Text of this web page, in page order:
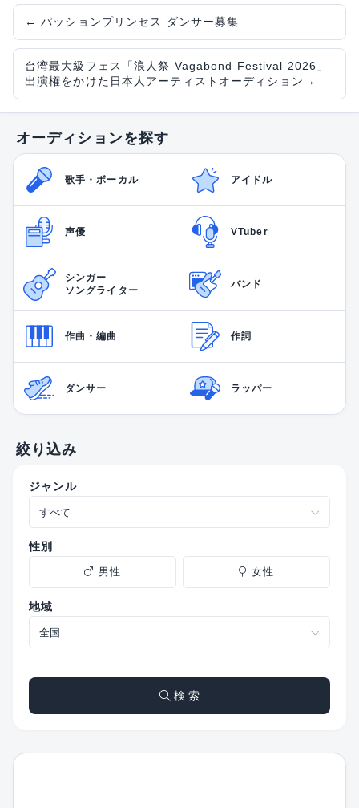
← パッションプリンセス ダンサー募集
台湾最大級フェス「浪人祭 Vagabond Festival 2026」
出演権をかけた日本人アーティストオーディション →
オーディションを探す
歌手・ボーカル アイドル
声優 VTuber
シンガー
ソングライター
バンド
作曲・編曲 作詞
ダンサー ラッパー
絞り込み
ジャンル
性別
男性 女性
地域
検 索